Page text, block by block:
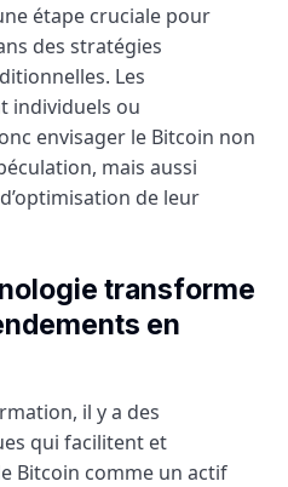
étape cruciale pour
des stratégies
Les
individuels ou
envisager le Bitcoin non
mais aussi
de leur
transforme
en
il y a des
qui facilitent et
Bitcoin comme un actif